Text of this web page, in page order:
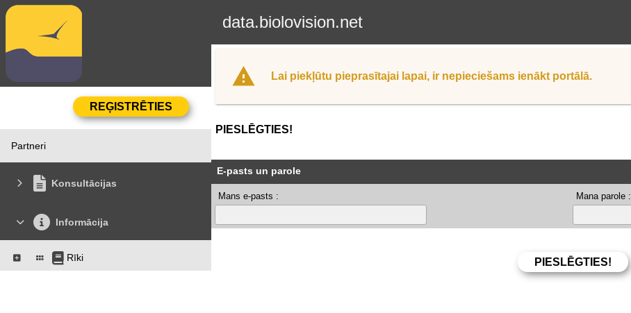
data.biolovision.net
Partneri
Konsultācijas
Informācija
Rīki
Lai piekļūtu pieprasītajai lapai, ir nepieciešams ienākt portālā.
PIESLĒGTIES!
E-pasts un parole
Mans e-pasts : Mana parole :